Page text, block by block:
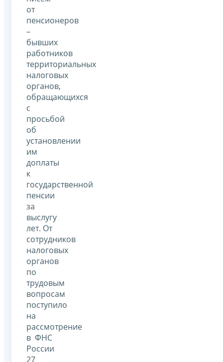
от
пенсионеров
–
бывших
работников
территориальных
налоговых
органов,
обращающихся
с
просьбой
об
установлении
им
доплаты
к
государственной
пенсии
за
выслугу
лет. От
сотрудников
налоговых
органов
по
трудовым
вопросам
поступило
на
рассмотрение
в ФНС
России
27